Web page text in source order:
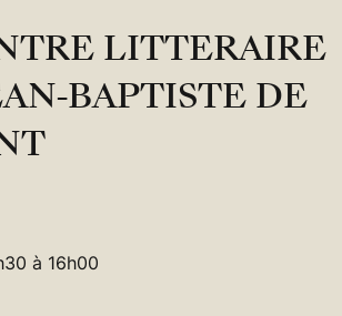
LITTERAIRE
BAPTISTE DE
à 16h00